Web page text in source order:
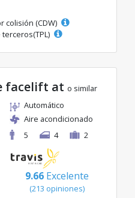
colisión (CDW)
facelift at o similar
Automático
Aire acondicionado
5
4 2
9.66 Excelente
(213 opiniones)